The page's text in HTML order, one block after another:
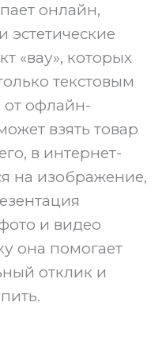
онлайн,
эстетические
«вау», которых
текстовым
от офлайн-
взять товар
в интернет-
на изображение,
и видео
она помогает
отклик и